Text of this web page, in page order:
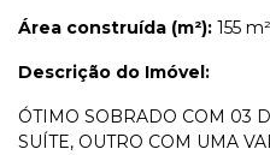
Área construída (m²): 155 m²
Descrição do Imóvel:
ÓTIMO SOBRADO COM 03
SUÍTE, OUTRO COM UMA